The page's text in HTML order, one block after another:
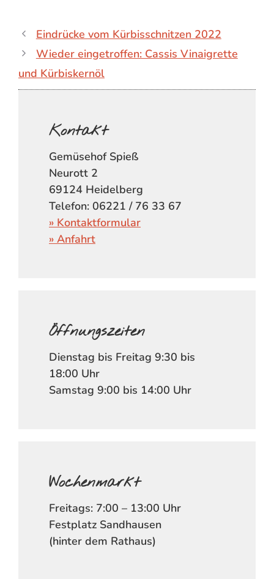
Eindrücke vom Kürbisschnitzen 2022
Wieder eingetroffen: Cassis Vinaigrette
und Kürbiskernöl
Kontakt
Gemüsehof Spieß
Neurott 2
69124 Heidelberg
Telefon: 06221 / 76 33 67
» Kontaktformular
» Anfahrt
Öffnungszeiten
Dienstag bis Freitag 9:30 bis
18:00 Uhr
Samstag 9:00 bis 14:00 Uhr
Wochenmarkt
Freitags: 7:00 – 13:00 Uhr
Festplatz Sandhausen
(hinter dem Rathaus)